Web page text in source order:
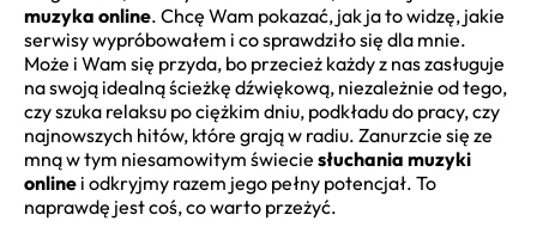
muzyka online. Chcę Wam pokazać, jak ja to widzę, jakie
serwisy wypróbowałem i co sprawdziło się dla mnie.
Może i Wam się przyda, bo przecież każdy z nas zasługuje
na swoją idealną ścieżkę dźwiękową, niezależnie od tego,
czy szuka relaksu po ciężkim dniu, podkładu do pracy, czy
najnowszych hitów, które grają w radiu. Zanurzcie się ze
mną w tym niesamowitym świecie słuchania muzyki
online i odkryjmy razem jego pełny potencjał. To
naprawdę jest coś, co warto przeżyć.